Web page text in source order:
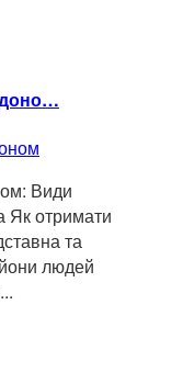
Види
Як отримати
та
людей